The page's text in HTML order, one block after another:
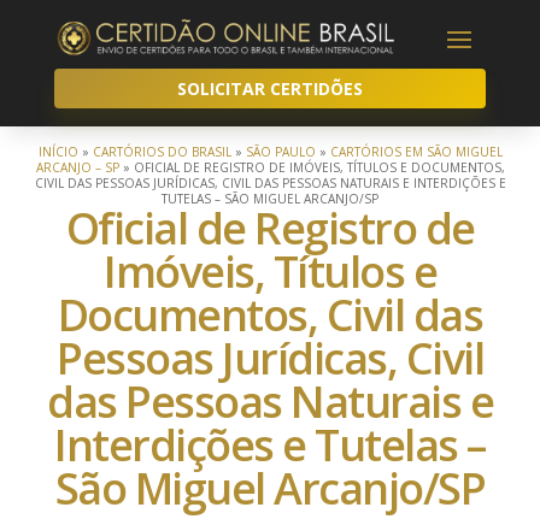
SOLICITAR CERTIDÕES
INÍCIO » CARTÓRIOS DO BRASIL» SÃO PAULO » CARTÓRIOS EM SÃO MIGUEL
ARCANJO – SP» OFICIAL DE REGISTRO DE IMÓVEIS, TÍTULOS E DOCUMENTOS,
CIVIL DAS PESSOAS JURÍDICAS, CIVIL DAS PESSOAS NATURAIS E INTERDIÇÕES E
TUTELAS – SÃO MIGUEL ARCANJO/SP
Oficial de Registro de
Imóveis, Títulos e
Documentos, Civil das
Pessoas Jurídicas, Civil
das Pessoas Naturais e
Interdições e Tutelas –
São Miguel Arcanjo/SP